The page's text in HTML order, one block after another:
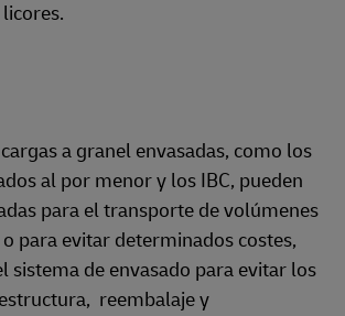
a granel envasadas, como los
al por menor y los IBC, pueden
para el transporte de volúmenes
para evitar determinados costes,
sistema de envasado para evitar los
reembalaje y